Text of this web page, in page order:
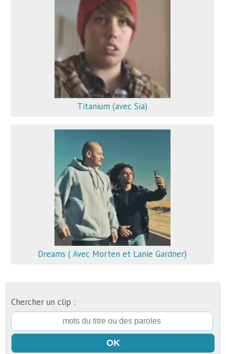
Titanium (avec Sia)
Dreams ( Avec Morten et Lanie Gardner)
Chercher un clip :